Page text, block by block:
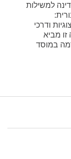
למשילות
ודרכי
זו מביא
במוסד